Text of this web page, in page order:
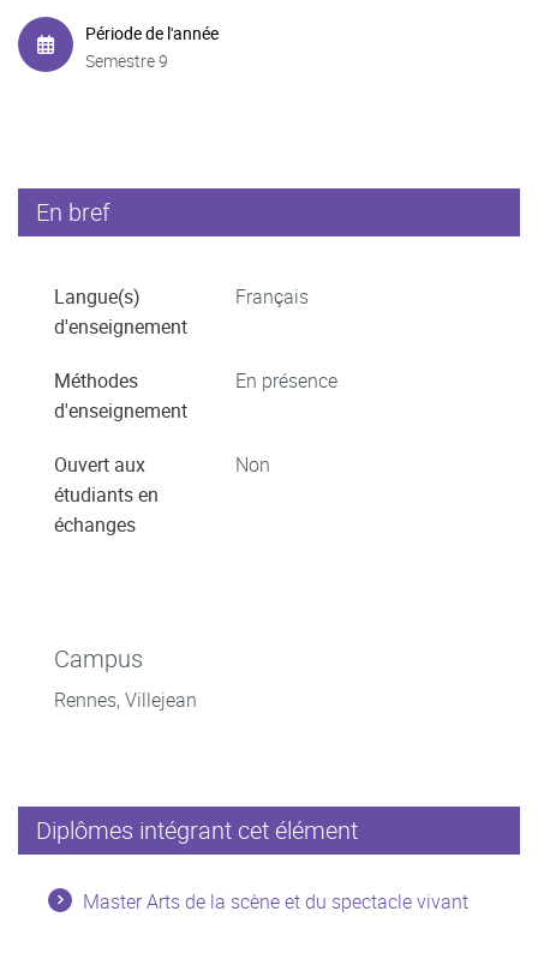
Période de l'année
Semestre 9
En bref
Langue(s)
d'enseignement
Français
Méthodes
d'enseignement
En présence
Ouvert aux
étudiants en
échanges
Non
Campus
Rennes, Villejean
Diplômes intégrant cet élément
Master Arts de la scène et du spectacle vivant